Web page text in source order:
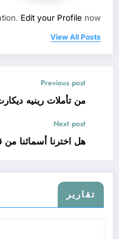
Edit your Profile now.
View All Posts
Previous post
من تأملات رينيه
Next post
هل اخترنا أسمائنا من
تقارير